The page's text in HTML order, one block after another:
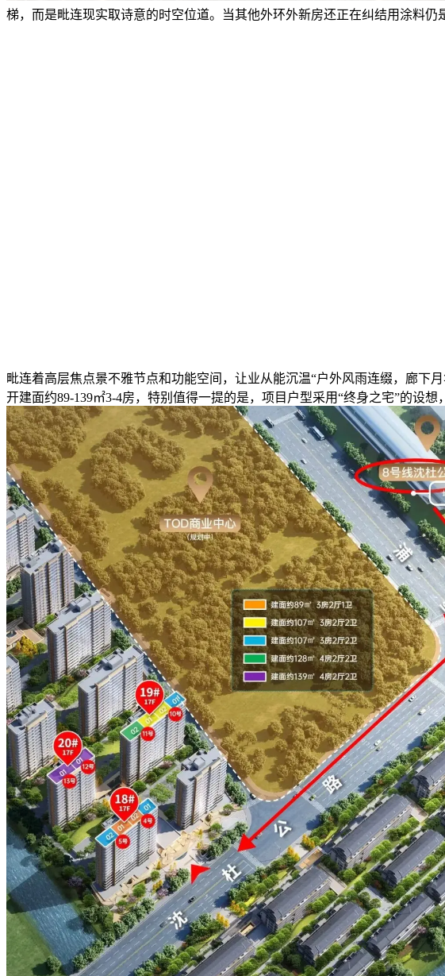
梯，而是毗连现实取诗意的时空位道。当其他外环外新房还正在纠结用涂料
毗连着高层焦点景不雅节点和功能空间，让业从能沉温“户外风雨连缀，廊下月
开建面约89-139㎡3-4房，特别值得一提的是，项目户型采用“终身之宅”的设